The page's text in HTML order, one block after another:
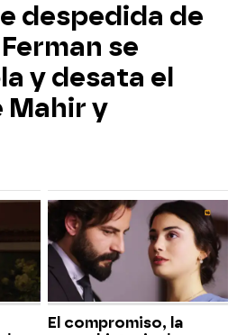
despedida de
se
y desata el
Mahir y
El compromiso, la